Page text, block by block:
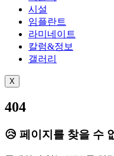
시설
임플란트
라미네이트
칼럼&정보
갤러리
X
404
😥 페이지를 찾을 수